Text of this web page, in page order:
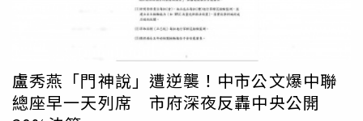
盧秀燕「門神說」遭逆襲！中市公文爆中聯
總座早一天列席 市府深夜反轟中央公開